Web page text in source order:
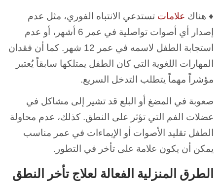
♦ هناك علامات تستدعي الانتباه الفوري، مثل عدم
إصدار أي أصوات تواصلية في عمر 6 أشهر، أو عدم
استجابة الطفل لاسمه في عمر 12 شهر. كما أن فقدان
المهارات اللغوية التي كان الطفل يمتلكها سابقاً يُعتبر
مؤشراً مهماً يتطلب التدخل السريع.
صعوبة في المضغ أو البلع قد تشير إلى مشاكل في
عضلات الفم التي تؤثر على النطق. كذلك، عدم محاولة
الطفل تقليد الأصوات أو الإيماءات في عمر مناسب
يمكن أن يكون علامة على تأخر في التطور.
الطرق المنزلية الفعالة لعلاج تأخر النطق